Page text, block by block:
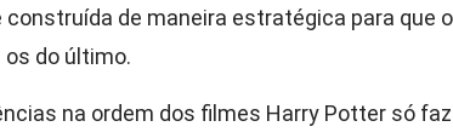
de maneira estratégica para que
do último.
na ordem dos filmes Harry Potter só